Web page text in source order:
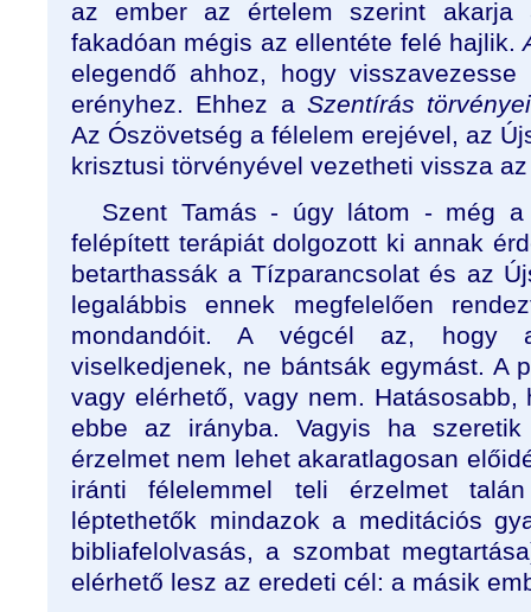
az ember az értelem szerint
fakadóan mégis az ellentéte felé hajlik.
elegendő ahhoz, hogy
erényhez. Ehhez a Szentírás
Az Ószövetség a félelem erejével, az
krisztusi törvényével vezetheti vissza
Szent Tamás - úgy látom - még a
felépített terápiát dolgozott ki annak
betarthassák a Tízparancsolat és az
legalábbis ennek megfelelően
mondandóit. A végcél az, hogy
viselkedjenek, ne bántsák egymást. A
vagy elérhető, vagy nem.
ebbe az irányba. Vagyis ha szeretik
érzelmet nem lehet akaratlagosan
iránti félelemmel teli érzelmet
léptethetők mindazok a meditációs
bibliafelolvasás, a szombat
elérhető lesz az eredeti cél: a másik